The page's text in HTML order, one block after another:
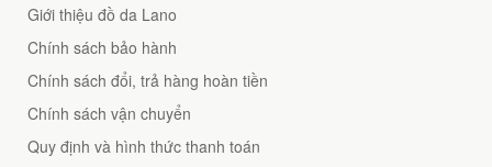
Giới thiệu đồ da Lano
Chính sách bảo hành
Chính sách đổi, trả hàng hoàn tiền
Chính sách vận chuyển
Quy định và hình thức thanh toán